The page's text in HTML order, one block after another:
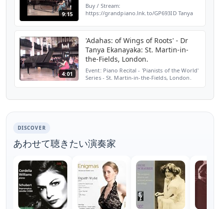
9:15
Buy / Stream:
https://grandpiano.lnk.to/GP693ID Tanya
insp...
4:01
'Adahas: of Wings of Roots' - Dr
Tanya Ekanayaka: St. Martin-in-
the-Fields, London.
Event: Piano Recital - 'Pianists of the World'
Series - St. Martin-in-the-Fields, London.
'Adahas: of ...
DISCOVER
あわせて聴きたい演奏家